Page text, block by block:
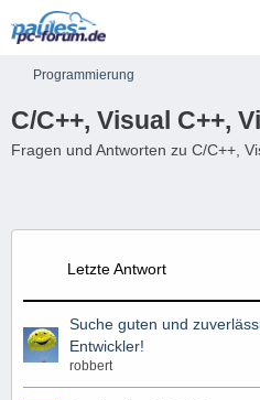
Programmierung
C/C++, Visual C++,
Fragen und Antworten zu C/C++,
Letzte Antwort
Suche guten und
Entwickler!
robbert